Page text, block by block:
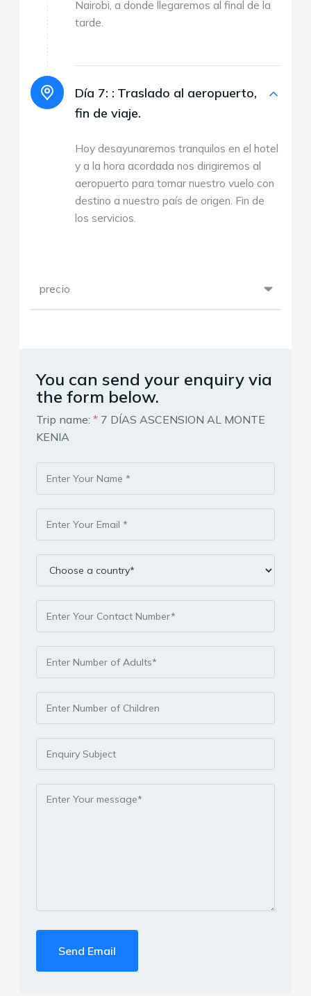
precio
Nairobi, a donde llegaremos al final de la
tarde.
Día 7: : Traslado al aeropuerto,
fin de viaje.
Hoy desayunaremos tranquilos en el hotel
y a la hora acordada nos dirigiremos al
aeropuerto para tomar nuestro vuelo con
destino a nuestro país de origen. Fin de
los servicios.
You can send your enquiry via
the form below.
Trip name:* 7 DÍAS ASCENSION AL MONTE
KENIA
Send Email